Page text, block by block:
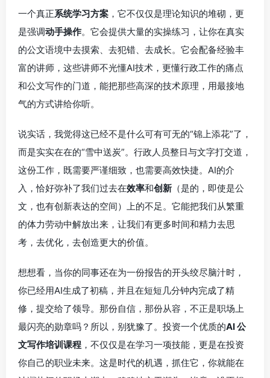
一个真正系统学习方案 ，它不仅仅是理论知识的堆砌，更
是强调动手操作。它会提供大量的实操练习，让你在真实
的公文语境中去摸索、去犯错、去成长。它会配备经验丰
富的讲师，这些讲师不光懂AI技术，更懂行政工作的痛点
和公文写作的门道，能把那些高深的技术原理，用最接地
气的方式讲给你听。
说实话，我觉得这已经不是什么可有可无的“锦上添花”了，
而是实实在在的“雪中送炭”。行政人员整日与文字打交道，
这份工作，既需要严谨细致，也需要高效快捷。AI的介
入，恰好弥补了我们过去在效率和创新 （是的，即使是公
文，也有创新表达的空间）上的不足。它能把我们从繁重
的体力劳动中解放出来，让我们有更多时间和精力去思
考，去优化，去创造更大的价值。
想想看，当你的同事还在为一份报告的开头绞尽脑汁时，
你已经用AI生成了初稿，并且在短短几分钟内完成了精
修，提交给了领导。那份自信，那份从容，不正是职场上
最闪亮的勋章吗？所以，别犹豫了。投资一个优质的AI 公
文写作培训课程 ，不仅仅是在学习一项技能，更是在投资
你自己的职业未来。这是时代的机遇，抓住它，你就能在